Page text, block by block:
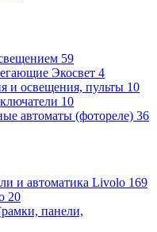
59
Экосвет 4
и освещения, пульты 10
10
автоматы (фотореле) 36
и автоматика Livolo 169
20
панели,